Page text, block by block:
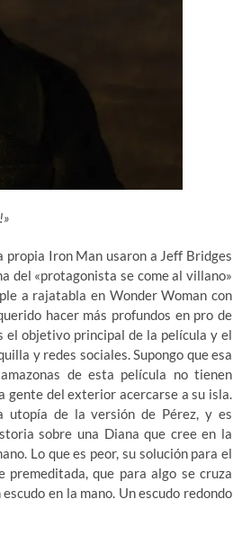
propia Iron Man usaron a Jeff Bridges
del «protagonista se come al villano»
a rajatabla en Wonder Woman con
hacer más profundos en pro de
el objetivo principal de la película y el
y redes sociales. Supongo que esa
de esta película no tienen
gente del exterior acercarse a su isla.
utopía de la versión de Pérez, y es
sobre una Diana que cree en la
Lo que es peor, su solución para el
que para algo se cruza
en la mano. Un escudo redondo